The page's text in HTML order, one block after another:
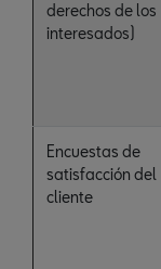
derechos de los
interesados)
Encuestas de
satisfacción del
cliente